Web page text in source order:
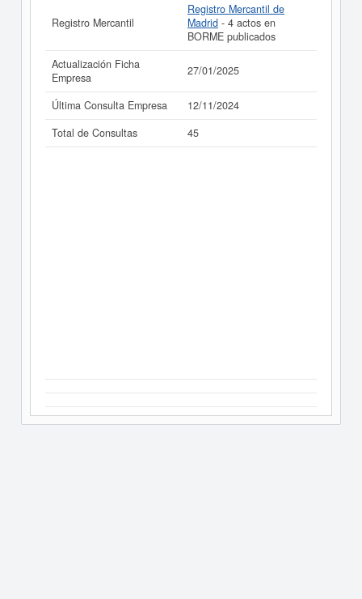
Registro Mercantil
Registro Mercantil de
Madrid - 4 actos en
BORME publicados
Actualización Ficha
Empresa
27/01/2025
Última Consulta Empresa
12/11/2024
Total de Consultas
45